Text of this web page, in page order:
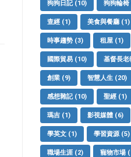
狗狗日記 (10) 狗狗輪椅
查經 (1) 美食與餐廳 (1)
時事趨勢 (3) 租屋 (1)
國際貿易 (10) 基督長老
創業 (9) 智慧人生 (20)
感想雜記 (10) 聖經 (1)
瑪吉 (1) 影視媒體 (6)
學英文 (1) 學習資源 (5)
職場生涯 (2) 寵物市場